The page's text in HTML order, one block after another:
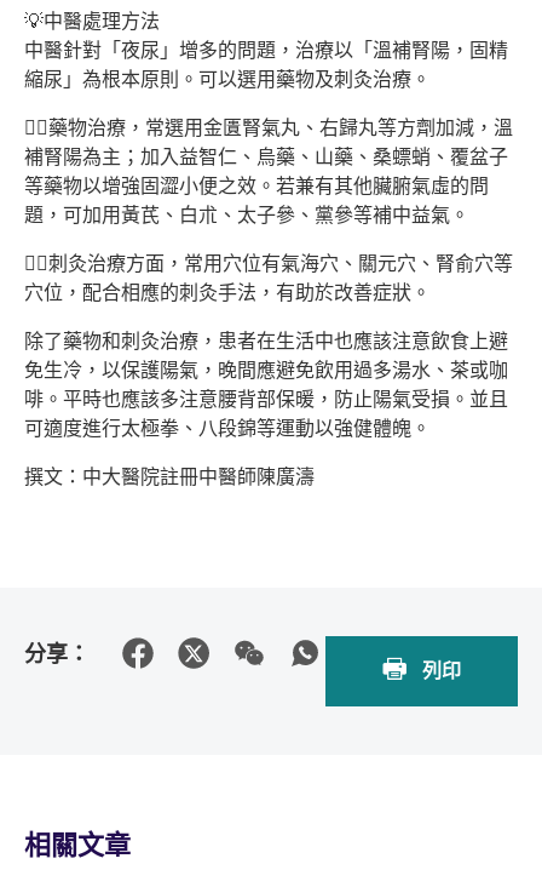
💡中醫處理方法
中醫針對「夜尿」增多的問題，治療以「溫補腎陽，固精
縮尿」為根本原則。可以選用藥物及刺灸治療。
👉🏻藥物治療，常選用金匱腎氣丸、右歸丸等方劑加減，溫
補腎陽為主；加入益智仁、烏藥、山藥、桑螵蛸、覆盆子
等藥物以增強固澀小便之效。若兼有其他臟腑氣虛的問
題，可加用黃芪、白朮、太子參、黨參等補中益氣。
👉🏻刺灸治療方面，常用穴位有氣海穴、關元穴、腎俞穴等
穴位，配合相應的刺灸手法，有助於改善症狀。
除了藥物和刺灸治療，患者在生活中也應該注意飲食上避
免生冷，以保護陽氣，晚間應避免飲用過多湯水、茶或咖
啡。平時也應該多注意腰背部保暖，防止陽氣受損。並且
可適度進行太極拳、八段錦等運動以強健體魄。
撰文：中大醫院註冊中醫師陳廣濤
分享：
列印
相關文章